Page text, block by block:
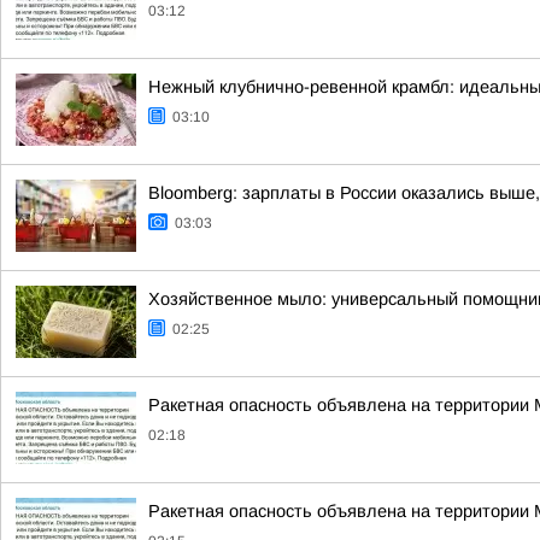
03:12
Нежный клубнично-ревенной крамбл:
03:10
Bloomberg: зарплаты в России оказались
03:03
Хозяйственное мыло: универсальный
02:25
Ракетная опасность объявлена на
02:18
Ракетная опасность объявлена на